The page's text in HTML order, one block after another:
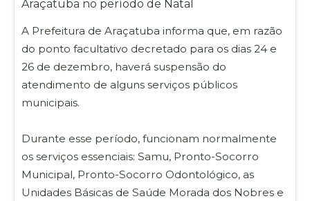
A Prefeitura de Araçatuba informa que, em razão
do ponto facultativo decretado para os dias 24 e
26 de dezembro, haverá suspensão do
atendimento de alguns serviços públicos
municipais.
Durante esse período, funcionam normalmente
os serviços essenciais: Samu, Pronto-Socorro
Municipal, Pronto-Socorro Odontológico, as
Unidades Básicas de Saúde Morada dos Nobres e